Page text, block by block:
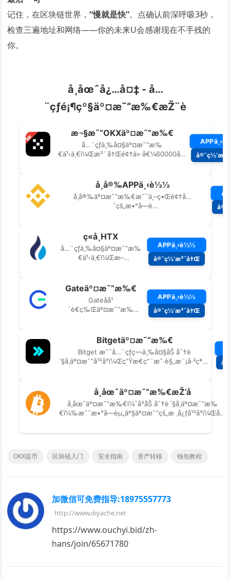
记住，在区块链世界，“慢就是快”。点确认前深呼吸3秒，
检查三遍地址和网络——你的未来U会感谢现在不手残的
你。
OKX提币 区块链入门 安全指南 资产转移 钱包教程
加微信可免费指导:18975557773
http://www.diyache.net
https://www.ouchyi.bid/zh-
hans/join/65671780